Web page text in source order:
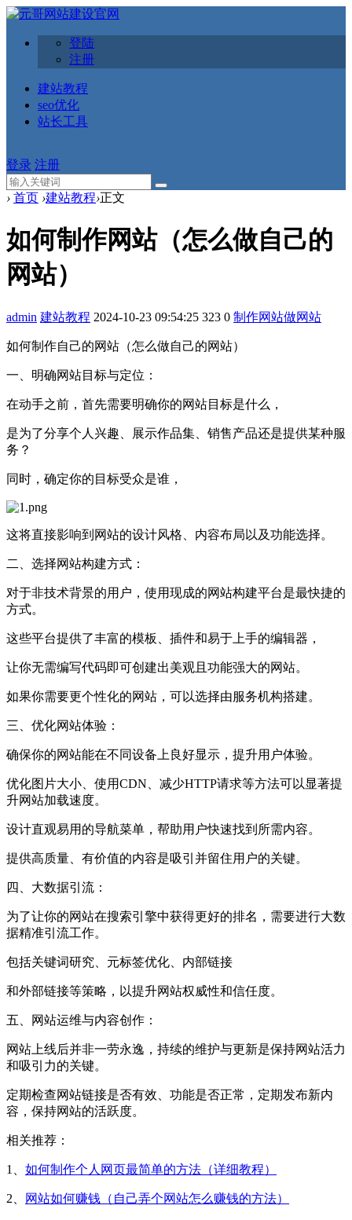
登陆
注册
建站教程
seo优化
站长工具
登录 注册
› 首页 ›建站教程›正文
如何制作网站（怎么做自己的
网站）
admin 建站教程 2024-10-23 09:54:25 323 0 制作网站做网站
如何制作自己的网站（怎么做自己的网站）
一、明确网站目标与定位‌：
在动手之前，首先需要明确你的网站目标是什么，
是为了分享个人兴趣、展示作品集、销售产品还是提供某种服
务？
同时，确定你的目标受众是谁，
这将直接影响到网站的设计风格、内容布局以及功能选择。
二、‌选择网站构建方式‌：
对于非技术背景的用户，使用现成的网站构建平台是最快捷的
方式。
这些平台提供了丰富的模板、插件和易于上手的编辑器，
让你无需编写代码即可创建出美观且功能强大的网站。
如果你需要更个性化的网站，可以选择由‌服务机构搭建。
三、‌优化网站体验‌：
确保你的网站能在不同设备上良好显示，提升用户体验。
优化图片大小、使用‌CDN、减少HTTP请求等方法可以显著提
升网站加载速度。
设计直观易用的‌导航菜单，帮助用户快速找到所需内容。
提供高质量、有价值的内容是吸引并留住用户的关键。
四、‌‌大数据引流‌：
为了让你的网站在‌搜索引擎中获得更好的排名，需要进行大数
据精准引流工作。
包括关键词研究、元标签优化、内部链接
和外部链接等策略，以提升网站权威性和信任度。
五、‌‌网站运维与内容创作‌：
网站上线后并非一劳永逸，持续的维护与更新是保持网站活力
和吸引力的关键。
定期检查网站链接是否有效、功能是否正常，定期发布新内
容，保持网站的活跃度。
相关推荐：
1、 如何制作个人网页最简单的方法（详细教程）
2、 网站如何赚钱（自己弄个网站怎么赚钱的方法）